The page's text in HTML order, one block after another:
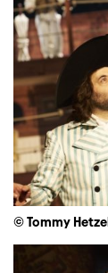
© Tommy Hetzel